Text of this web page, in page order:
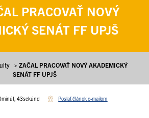
PRACOVAŤ NOVÝ
SENÁT FF UPJŠ
> ZAČAL PRACOVAŤ NOVÝ AKADEMICKÝ
SENÁT FF UPJŠ
43sekúnd Poslať článok e-mailom